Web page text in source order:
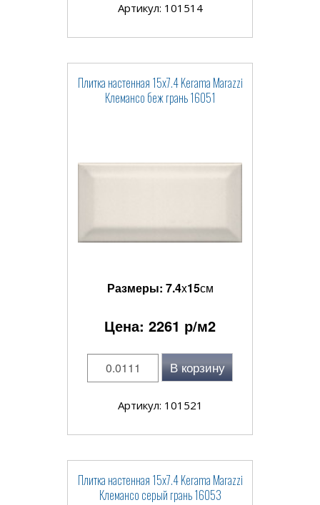
Артикул: 101514
Плитка настенная 15x7.4 Kerama Marazzi
Клемансо беж грань 16051
Размеры: 7.4x15см
Цена: 2261 р/м2
В корзину
Артикул: 101521
Плитка настенная 15x7.4 Kerama Marazzi
Клемансо серый грань 16053